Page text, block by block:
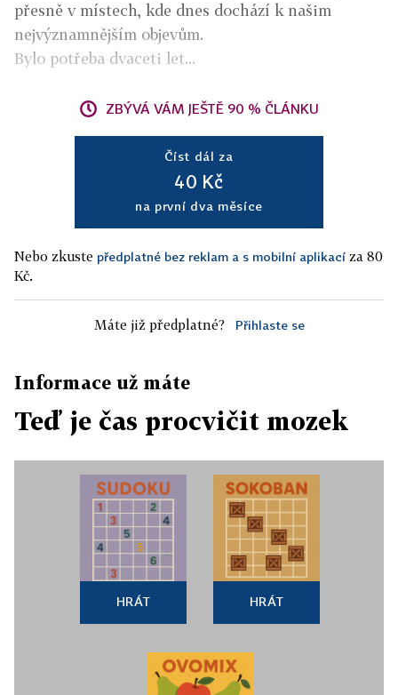
přesně v místech, kde dnes dochází k našim
nejvýznamnějším objevům.
Bylo potřeba dvaceti let...
ZBÝVÁ VÁM JEŠTĚ 90 % ČLÁNKU
Číst dál za
40 Kč
na první dva měsíce
Nebo zkuste předplatné bez reklam a s mobilní aplikací za 80
Kč.
Máte již předplatné? Přihlaste se
Informace už máte
Teď je čas procvičit mozek
HRÁT HRÁT